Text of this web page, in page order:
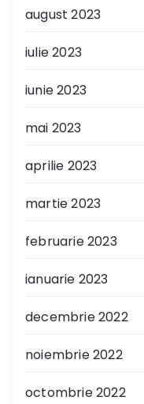
august 2023
iulie 2023
iunie 2023
mai 2023
aprilie 2023
martie 2023
februarie 2023
ianuarie 2023
decembrie 2022
noiembrie 2022
octombrie 2022